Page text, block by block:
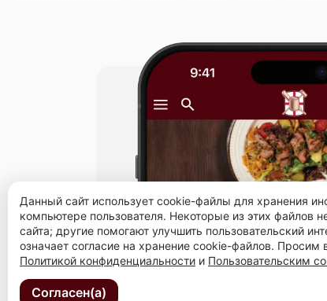
Данный сайт использует cookie-файлы для хранения
компьютере пользователя. Некоторые из этих файлов
сайта; другие помогают улучшить пользовательский
означает согласие на хранение cookie-файлов. Просим
Политикой конфиденциальности и Пользовательским
Согласен(а)